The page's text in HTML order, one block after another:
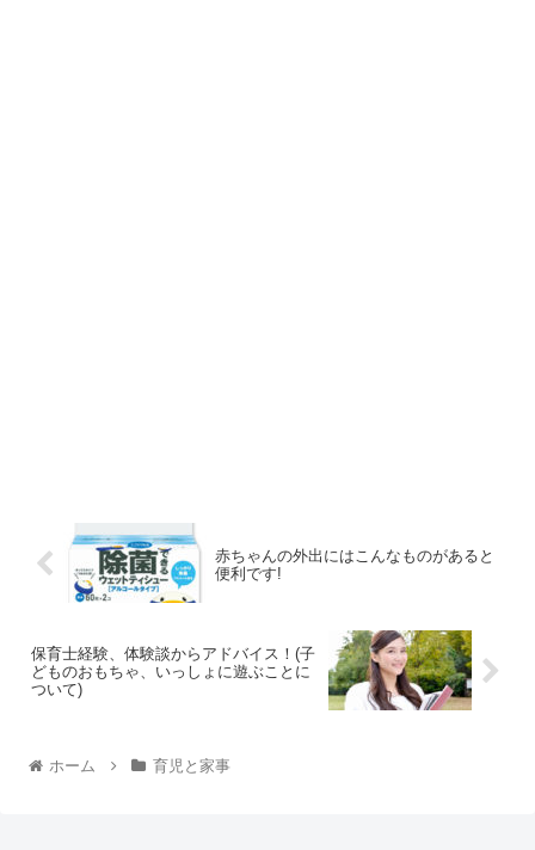
赤ちゃんの外出にはこんなものがあると
便利です!
保育士経験、体験談からアドバイス！(子
どものおもちゃ、いっしょに遊ぶことに
ついて)
ホーム 育児と家事